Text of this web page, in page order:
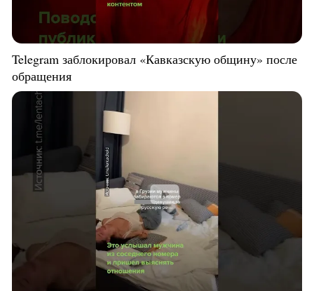
Telegram заблокировал «Кавказскую общину» после
обращения